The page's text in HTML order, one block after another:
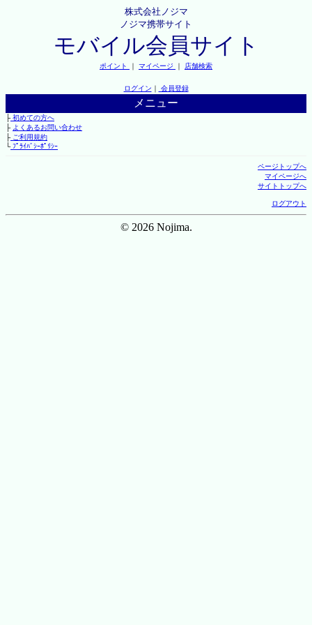
株式会社ノジマ
ノジマ携帯サイト
モバイル会員サイト
ポイント ｜ マイページ ｜ 店舗検索
ログイン ｜ 会員登録
メニュー
├初めての方へ
├ よくあるお問い合わせ
├ご利用規約
└ﾌﾟﾗｲﾊﾞｼｰﾎﾟﾘｼｰ
ページトップへ
マイページへ
サイトトップへ
ログアウト
© 2026 Nojima.